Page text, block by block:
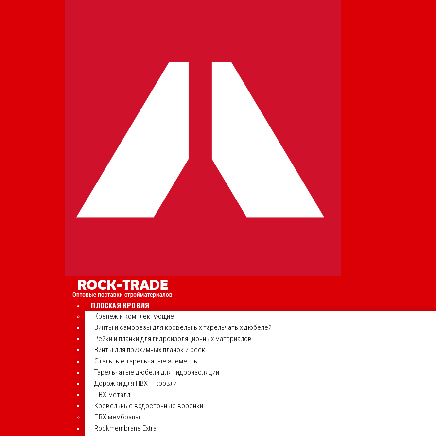
ПЛОСКАЯ КРОВЛЯ
Крепеж и комплектующие
Винты и саморезы для кровельных тарельчатых дюбелей
Рейки и планки для гидроизоляционных материалов
Винты для прижимных планок и реек
Стальные тарельчатые элементы
Тарельчатые дюбели для гидроизоляции
Дорожки для ПВХ – кровли
ПВХ-металл
Кровельные водосточные воронки
ПВХ мембраны
Rockmembrane Extra